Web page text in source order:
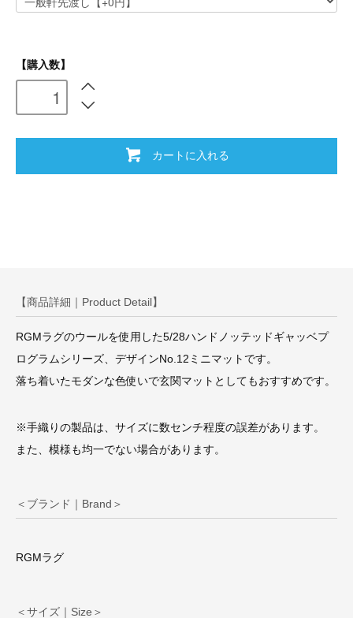
【購入数】
カートに入れる
【商品詳細｜Product Detail】
RGMラグのウールを使用した5/28ハンドノッテッドギャッベプ
ログラムシリーズ、デザインNo.12ミニマットです。
落ち着いたモダンな色使いで玄関マットとしてもおすすめです。
※手織りの製品は、サイズに数センチ程度の誤差があります。
また、模様も均一でない場合があります。
＜ブランド｜Brand＞
RGMラグ
＜サイズ｜Size＞